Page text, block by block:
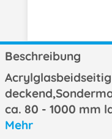
Beschreibung
ca. 80 - 1000 mm
Mehr